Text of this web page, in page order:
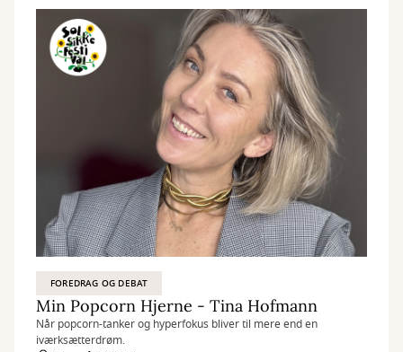
FOREDRAG OG DEBAT
Min Popcorn Hjerne - Tina Hofmann
Når popcorn-tanker og hyperfokus bliver til mere end en
iværksætterdrøm.